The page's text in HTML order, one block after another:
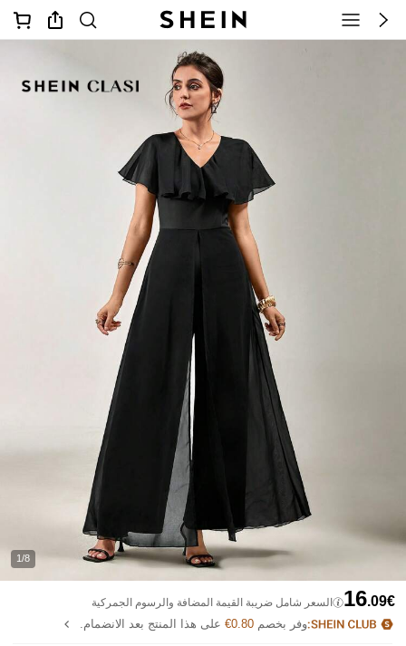
1/8
16.09€ السعر شامل ضريبة القيمة المضافة والرسوم الجمركية
وفر بخصم0.80€ على هذا المنتج بعد الانضمام.